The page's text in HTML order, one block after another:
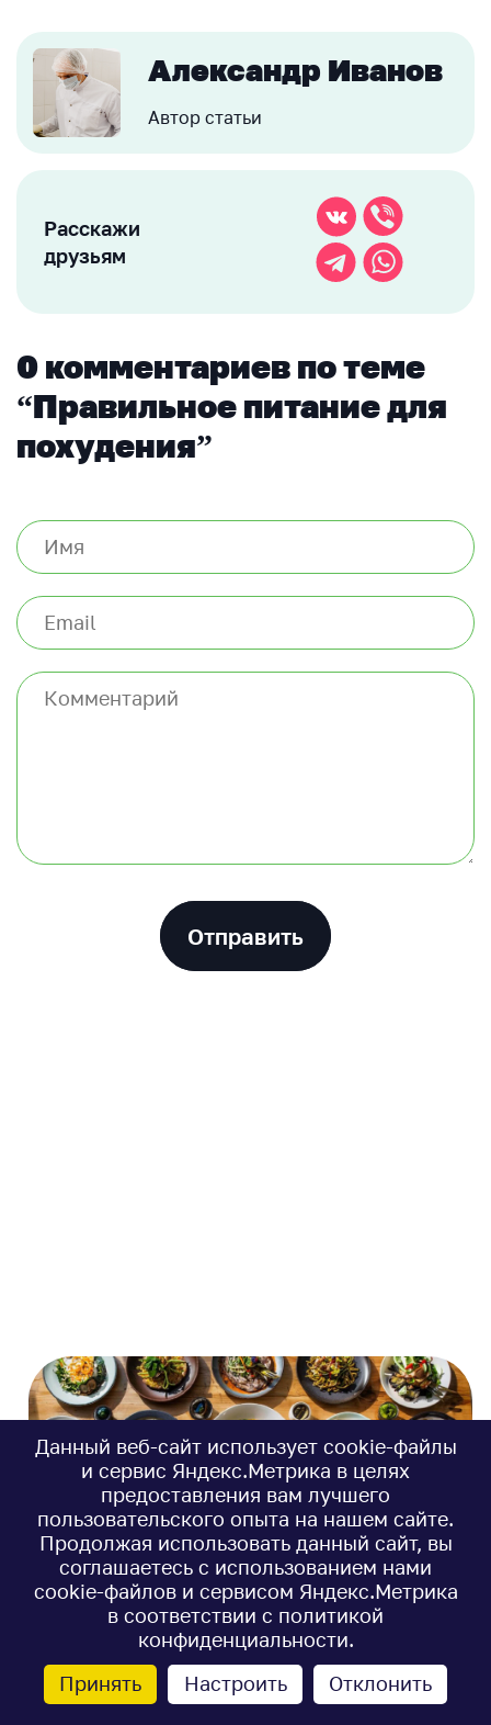
Александр Иванов
Автор статьи
Расскажи
друзьям
0 комментариев по теме
“Правильное питание для
похудения”
Отправить
51001 4 #Советы диетологов
Меню правильного
питания на неделю с
рецептами
Данный веб-сайт использует cookie-файлы
и сервис Яндекс.Метрика в целях
предоставления вам лучшего
пользовательского опыта на нашем сайте.
Продолжая использовать данный сайт, вы
соглашаетесь с использованием нами
cookie-файлов и сервисом Яндекс.Метрика
в соответствии с политикой
конфиденциальности.
Принять
Настроить Отклонить